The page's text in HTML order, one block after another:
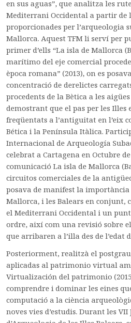
en sus aguas”, que analitza les
Mediterrani Occidental a partir de
proporcionades per l’arqueologia
Mallorca. Aquest TFM li serví per
primer d’ells “La isla de Mallorca
marítimo del eje comercial
època romana” (2013), on es
concentració de derelictes
procedents de la Bètica a les
demostrant que el pas per les Illes
freqüentats a l’antiguitat en l’eix
Bética i la Península Itàlica.
Internacional de Arqueología
celebrat a Cartagena en Octubre
comunicació La isla de Mallorca
circuitos comerciales de la
posava de manifest la importància
Mallorca, i les Balears en conjunt,
el Mediterrani Occidental i un punt
ordre, així com una revisió sobre
que arribaren a l’illa des de l’edat
Posteriorment, realitzà el
aplicadas al patrimonio virtual
Virtualización del patrimonio
comprendre i dominar les eines
computació a la ciència
noves vies d’estudis. Durant les VII